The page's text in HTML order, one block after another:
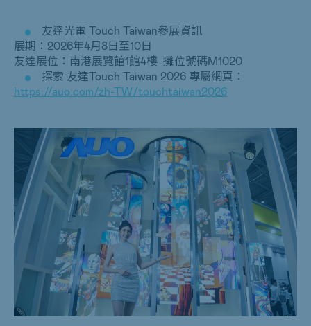
友達光電 Touch Taiwan參展資訊
展期：2026年4月8日至10日
友達展位：南港展覽館1館4樓 攤位號碼M1020
探索 友達Touch Taiwan 2026 專屬網頁：
https://auo.com/zh-TW/touchtaiwan2026